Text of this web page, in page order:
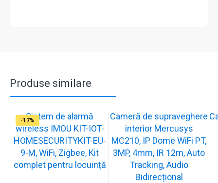
Produse similare
-31%
Sistem de alarmă
wireless IMOU KIT-IOT-
HOMESECURITYKIT-EU-
9-M, WiFi, Zigbee, Kit
complet pentru locuință
-19%
Cameră de supraveghere
interior Mercusys
MC210, IP Dome WiFi PT,
3MP, 4mm, IR 12m, Auto
Tracking, Audio
Bidirecțional
-21%
-13%
-15%
-20%
-12%
-13%
-16%
-17%